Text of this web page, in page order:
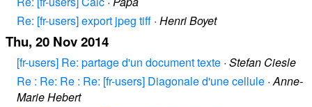
Re: [fr-users] export jpeg tiff · Henri Boyet
Thu, 20 Nov 2014
[fr-users] Re: partage d'un document texte · Stefan Ciesle
Re : Re: Re : Re: [fr-users] Diagonale d'une cellule ·Anne-
Marie Hebert